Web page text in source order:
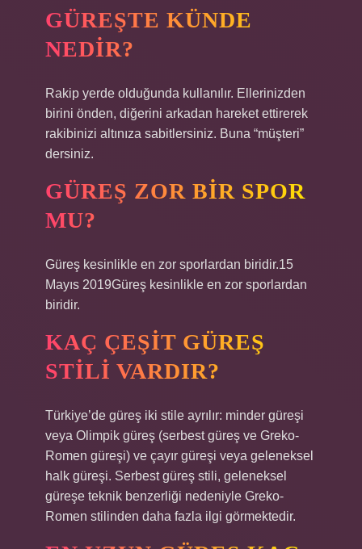
GÜREŞTE KÜNDE
NEDIR?
Rakip yerde olduğunda kullanılır. Ellerinizden
birini önden, diğerini arkadan hareket ettirerek
rakibinizi altınıza sabitlersiniz. Buna “müşteri”
dersiniz.
GÜREŞ ZOR BIR SPOR
MU?
Güreş kesinlikle en zor sporlardan biridir.15
Mayıs 2019Güreş kesinlikle en zor sporlardan
biridir.
KAÇ ÇEŞIT GÜREŞ
STILI VARDIR?
Türkiye’de güreş iki stile ayrılır: minder güreşi
veya Olimpik güreş (serbest güreş ve Greko-
Romen güreşi) ve çayır güreşi veya geleneksel
halk güreşi. Serbest güreş stili, geleneksel
güreşe teknik benzerliği nedeniyle Greko-
Romen stilinden daha fazla ilgi görmektedir.